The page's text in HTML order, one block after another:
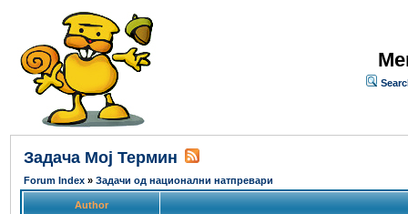
Задача Мој Термин
Forum Index » Задачи од национални натпревари
Author